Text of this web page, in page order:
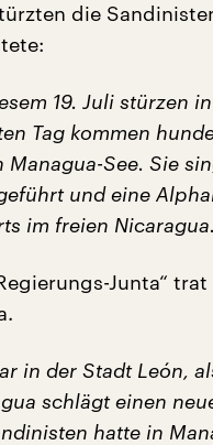
die
19. Juli stürzen
Tag kommen
Managua-See. Sie
und eine
im freien
Junta“
in der Stadt León,
schlägt einen
hatte in